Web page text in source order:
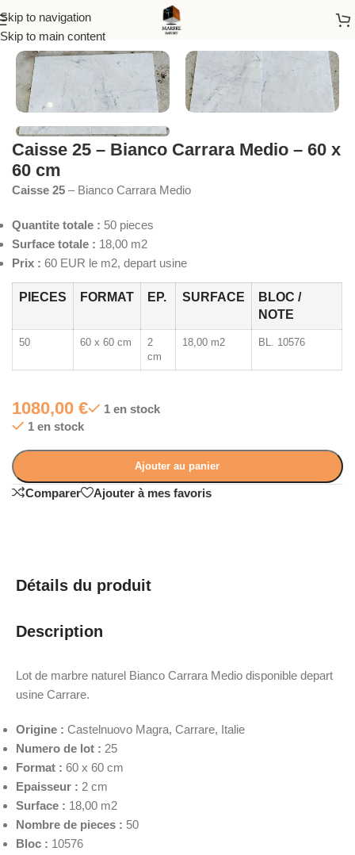
Skip to navigation
Skip to main content
Accueil/Marbre
Caisse 25 – Bianco Carrara Medio – 60 x
60 cm
Caisse 25 – Bianco Carrara Medio
Quantite totale : 50 pieces
Surface totale : 18,00 m2
Prix : 60 EUR le m2, depart usine
PIECES FORMAT EP. SURFACE
BLOC /
NOTE
50 60 x 60 cm
2
cm
18,00 m2 BL. 10576
1080,00 €
1 en stock
1 en stock
Ajouter au panier
Comparer Ajouter à mes favoris
Détails du produit
Description
Lot de marbre naturel Bianco Carrara Medio disponible depart
usine Carrare.
Origine : Castelnuovo Magra, Carrare, Italie
Numero de lot : 25
Format : 60 x 60 cm
Epaisseur : 2 cm
Surface : 18,00 m2
Nombre de pieces : 50
Bloc : 10576